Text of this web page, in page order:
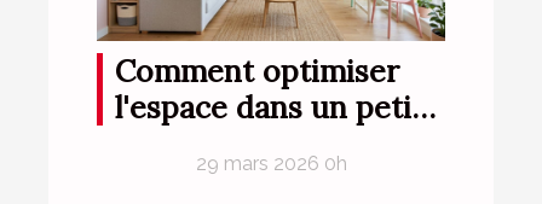
Comment optimiser
l'espace dans un petit
29 mars 2026 0h